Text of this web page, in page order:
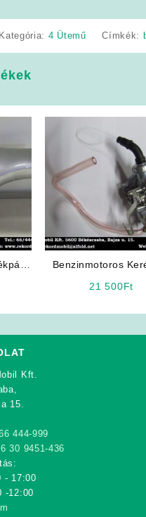
Kategória: 4 Ütemű Címkék:
Benzinmotoros
21 500Ft
Kft.
15.
444-999
30 9451-436
- 17:00
-12:00